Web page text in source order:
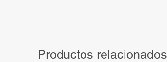
Productos relacionados